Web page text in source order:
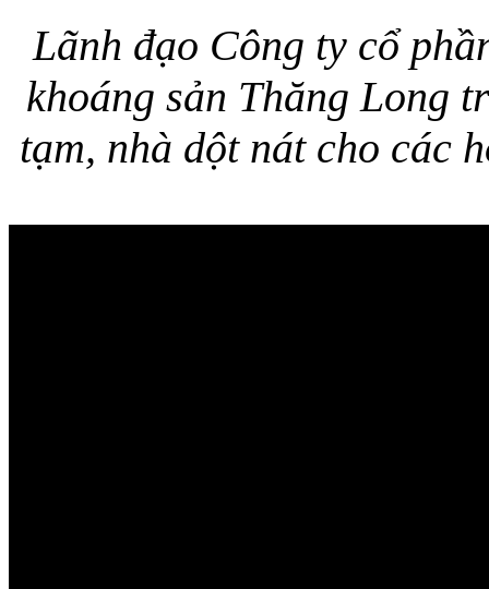
Lãnh đạo Công ty cổ
khoáng sản Thăng Long
tạm, nhà dột nát cho các